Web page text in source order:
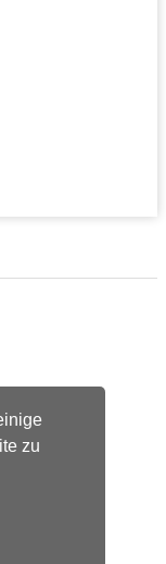
zu